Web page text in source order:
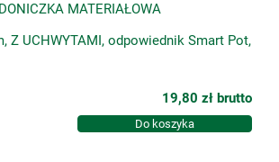
MATERIAŁOWA
Z UCHWYTAMI, odpowiednik Smart Pot,
19,80 zł brutto
Do koszyka